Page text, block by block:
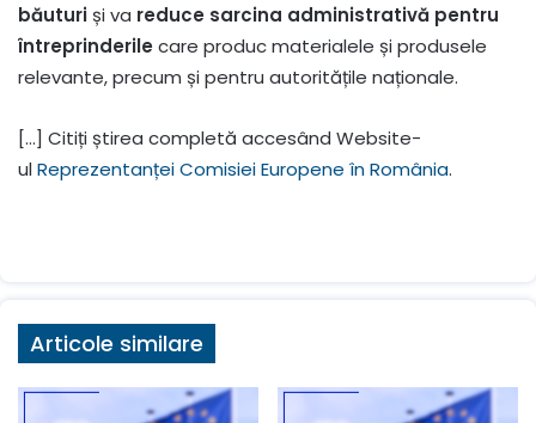
băuturi și va reduce sarcina administrativă pentru
întreprinderilecare produc materialele și produsele
relevante, precum și pentru autoritățile naționale.
[…] Citiți știrea completă accesând Website-
ulReprezentanței Comisiei Europene în România.
Articole similare